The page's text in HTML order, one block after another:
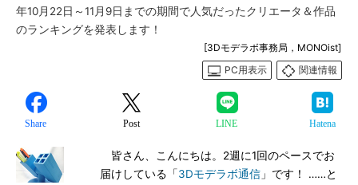
年10月22日～11月9日までの期間で人気だったクリエータ＆作品
のランキングを発表します！
[3Dモデラボ事務局，MONOist]
PC用表示
関連情報
Share Post LINE Hatena
皆さん、こんにちは。2週に1回のペースでお
届けしている「3Dモデラボ通信 」です！ ……と